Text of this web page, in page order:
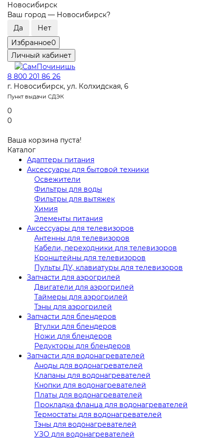
Новосибирск
Ваш город — Новосибирск?
Избранное0
Личный кабинет
8 800 201 86 26
г. Новосибирск, ул. Колхидская, 6
Пункт выдачи СДЭК
0
0
Ваша корзина пуста!
Каталог
Адаптеры питания
Аксессуары для бытовой техники
Освежители
Фильтры для воды
Фильтры для вытяжек
Химия
Элементы питания
Аксессуары для телевизоров
Антенны для телевизоров
Кабели, переходники для телевизоров
Кронштейны для телевизоров
Пульты ДУ, клавиатуры для телевизоров
Запчасти для аэрогрилей
Двигатели для аэрогрилей
Таймеры для аэрогрилей
Тэны для аэрогрилей
Запчасти для блендеров
Втулки для блендеров
Ножи для блендеров
Редукторы для блендеров
Запчасти для водонагревателей
Аноды для водонагревателей
Клапаны для водонагревателей
Кнопки для водонагревателей
Платы для водонагревателей
Прокладка фланца для водонагревателей
Термостаты для водонагревателей
Тэны для водонагревателей
УЗО для водонагревателей